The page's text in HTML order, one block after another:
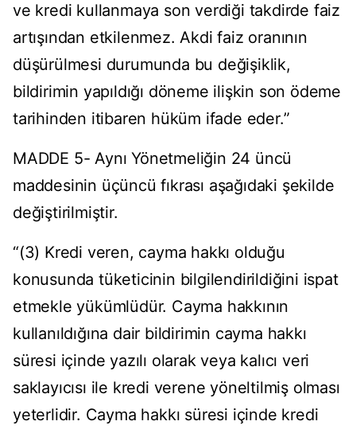
ve kredi kullanmaya son verdiği takdirde faiz
artışından etkilenmez. Akdi faiz oranının
düşürülmesi durumunda bu değişiklik,
bildirimin yapıldığı döneme ilişkin son ödeme
tarihinden itibaren hüküm ifade eder.”
MADDE 5- Aynı Yönetmeliğin 24 üncü
maddesinin üçüncü fıkrası aşağıdaki şekilde
değiştirilmiştir.
“(3) Kredi veren, cayma hakkı olduğu
konusunda tüketicinin bilgilendirildiğini ispat
etmekle yükümlüdür. Cayma hakkının
kullanıldığına dair bildirimin cayma hakkı
süresi içinde yazılı olarak veya kalıcı veri
saklayıcısı ile kredi verene yöneltilmiş olması
yeterlidir. Cayma hakkı süresi içinde kredi